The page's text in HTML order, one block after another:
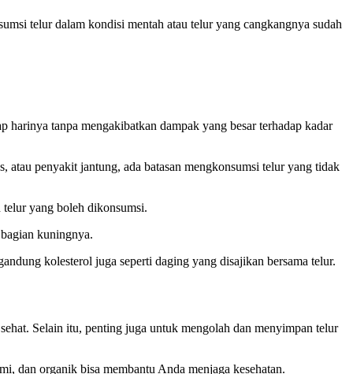
telur dalam kondisi mentah atau telur yang cangkangnya sudah
tanpa mengakibatkan dampak yang besar terhadap kadar
penyakit jantung, ada batasan mengkonsumsi telur yang tidak
yang boleh dikonsumsi.
kuningnya.
kolesterol juga seperti daging yang disajikan bersama telur.
Selain itu, penting juga untuk mengolah dan menyimpan telur
dan organik bisa membantu Anda menjaga kesehatan.